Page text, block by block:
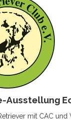
Ausstellung
mit CAC und